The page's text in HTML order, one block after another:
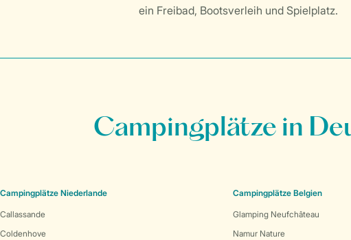
ein Freibad, Bootsverleih und Spielplatz.
Campingplätze in
Campingplätze Niederlande
Callassande
Coldenhove
Campingplätze Belgien
Glamping Neufchâteau
Namur Nature